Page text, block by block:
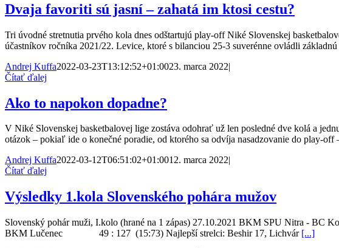
Dvaja favoriti sú jasní – zahatá im ktosi cestu?
Tri úvodné stretnutia prvého kola dnes odštartujú play-off Niké Slovenskej
účastníkov ročníka 2021/22. Levice, ktoré s bilanciou 25-3 suverénne ovládli
Andrej Kuffa2022-03-23T13:12:52+01:0023. marca 2022|
Čítať ďalej
Ako to napokon dopadne?
V Niké Slovenskej basketbalovej lige zostáva odohrať už len posledné dve kolá a
otázok – pokiaľ ide o konečné poradie, od ktorého sa odvíja nasadzovanie do play-
Andrej Kuffa2022-03-12T06:51:02+01:0012. marca 2022|
Čítať ďalej
Výsledky 1.kola Slovenského pohára mužov
Slovenský pohár muži, I.kolo (hrané na 1 zápas) 27.10.2021 BKM SPU
BKM Lučenec 49 : 127 (15:73) Najlepší strelci: Beshir 17, Lichvár [...]